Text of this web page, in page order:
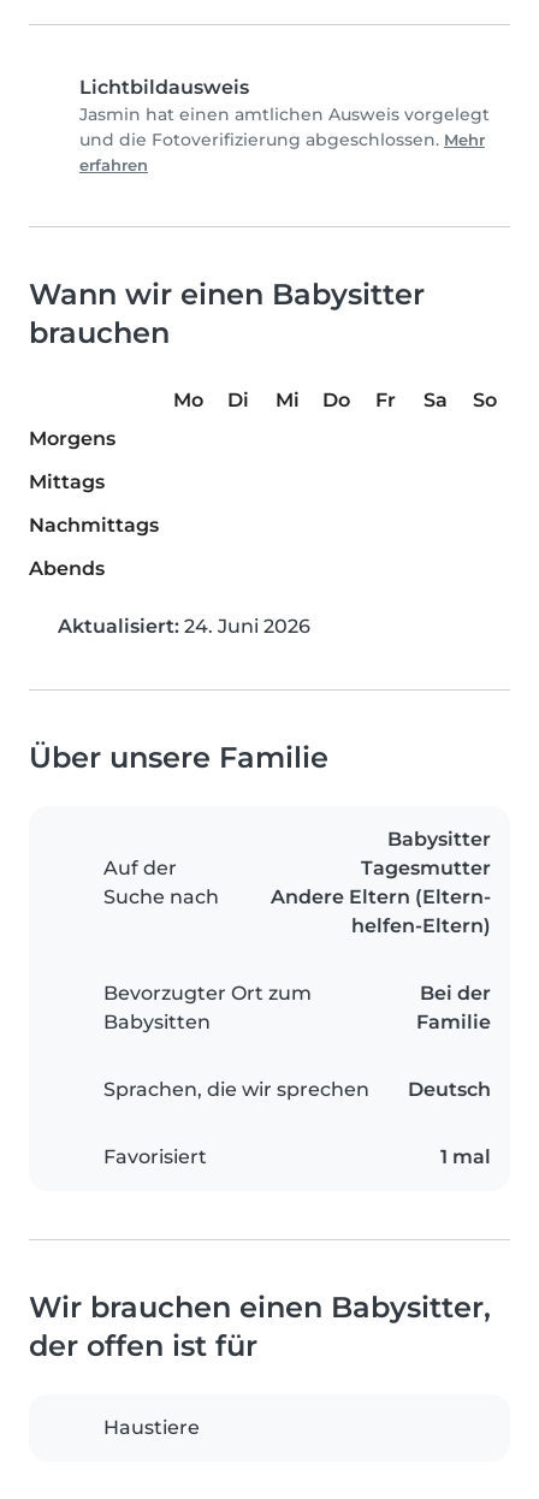
Lichtbildausweis
Jasmin hat einen amtlichen Ausweis vorgelegt
und die Fotoverifizierung abgeschlossen. Mehr
erfahren
Wann wir einen Babysitter
brauchen
Mo Di Mi Do Fr Sa
So
Morgens
Mittags
Nachmittags
Abends
Aktualisiert: 24. Juni 2026
Über unsere Familie
Auf der
Suche nach
Babysitter
Tagesmutter
Andere Eltern (Eltern-
helfen-Eltern)
Bevorzugter Ort zum
Babysitten
Bei der
Familie
Sprachen, die wir sprechen Deutsch
Favorisiert 1 mal
Wir brauchen einen Babysitter,
der offen ist für
Haustiere